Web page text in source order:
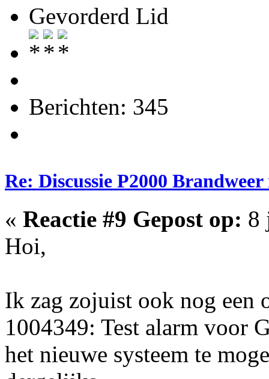
Gevorderd Lid
Berichten: 345
Re: Discussie P2000
« Reactie #9 Gepost op: 8
Hoi,
Ik zag zojuist ook nog een
1004349: Test alarm voor
het nieuwe systeem te